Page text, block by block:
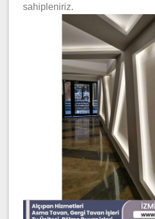
sahipleniriz.